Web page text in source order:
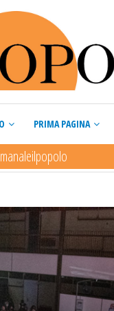
PRIMA PAGINA